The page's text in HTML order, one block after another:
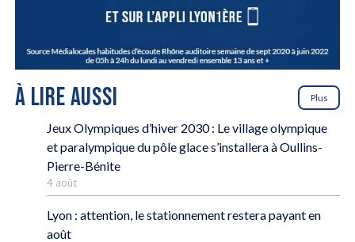
À LIRE AUSSI Plus
Jeux Olympiques d’hiver 2030 : Le village olympique
et paralympique du pôle glace s’installera à Oullins-
Pierre-Bénite
4 août
Lyon : attention, le stationnement restera payant en
août